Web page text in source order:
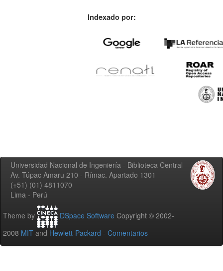
Indexado por:
Universidad Nacional de Ingeniería - Biblioteca Central
Av. Túpac Amaru 210 - Rímac. Apartado 1301
(+51) (01) 4811070
Lima - Perú
Theme by DSpace Software Copyright © 2002-
2008 MIT and Hewlett-Packard - Comentarios